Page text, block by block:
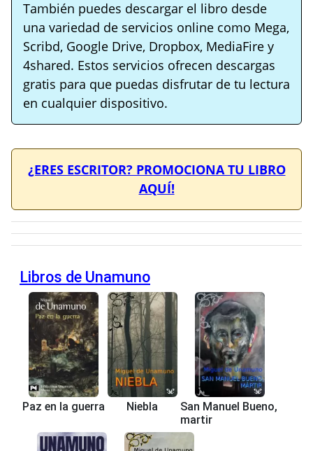
También puedes descargar el libro desde
una variedad de servicios online como Mega,
Scribd, Google Drive, Dropbox, MediaFire y
4shared. Estos servicios ofrecen descargas
gratis para que puedas disfrutar de tu lectura
en cualquier dispositivo.
¿ERES ESCRITOR? PROMOCIONA TU LIBRO
AQUÍ!
Libros de Unamuno
Paz en la guerra Niebla
San Manuel Bueno,
martir